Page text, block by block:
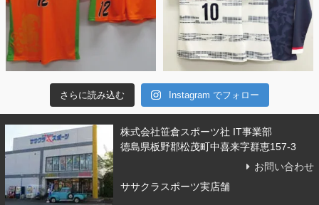
さらに読み込む Instagram でフォロー
株式会社笹倉スポーツ社 IT事業部
徳島県板野郡松茂町中喜来字群恵157-3
お問い合わせ
ササクラスポーツ実店舗